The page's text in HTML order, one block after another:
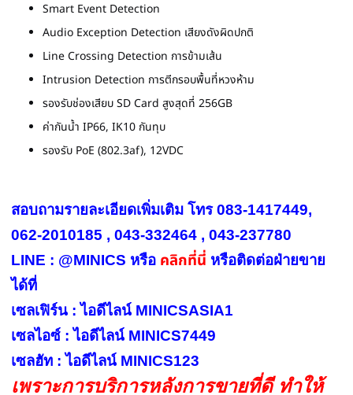
Smart Event Detection
Audio Exception Detection เสียงดังผิดปกติ
Line Crossing Detection การข้ามเส้น
Intrusion Detection การตีกรอบพื้นที่หวงห้าม
รองรับช่องเสียบ SD Card สูงสุดที่ 256GB
ค่ากันน้ำ IP66, IK10 กันทุบ
รองรับ PoE (802.3af), 12VDC
สอบถามรายละเอียดเพิ่มเติม โทร 083-1417449,
062-2010185 , 043-332464 , 043-237780
LINE : @MINICS หรือ คลิกที่นี่ หรือติดต่อฝ่ายขาย
ได้ที่
เซลเฟิร์น : ไอดีไลน์ MINICSASIA1
เซลไอซ์ : ไอดีไลน์ MINICS7449
เซลฮัท : ไอดีไลน์ MINICS123
เพราะการบริการหลังการขายที่ดี ทำให้